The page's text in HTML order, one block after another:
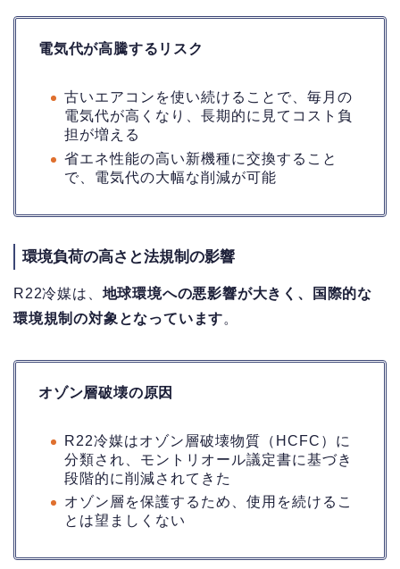
電気代が高騰するリスク
古いエアコンを使い続けることで、毎月の
電気代が高くなり、長期的に見てコスト負
担が増える
省エネ性能の高い新機種に交換すること
で、電気代の大幅な削減が可能
環境負荷の高さと法規制の影響
R22冷媒は、 地球環境への悪影響が大きく、国際的な
環境規制の対象となっています。
オゾン層破壊の原因
R22冷媒はオゾン層破壊物質（HCFC）に
分類され、モントリオール議定書に基づき
段階的に削減されてきた
オゾン層を保護するため、使用を続けるこ
とは望ましくない